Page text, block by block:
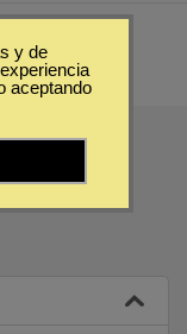
de Madrid
y de
aceptando